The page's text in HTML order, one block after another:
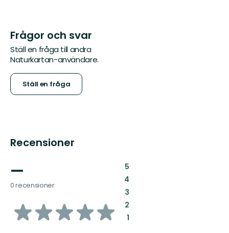
Frågor och svar
Ställ en fråga till andra
Naturkartan-användare.
Ställ en fråga
Recensioner
—
0 recensioner
av
5:
4:
3:
2:
1: